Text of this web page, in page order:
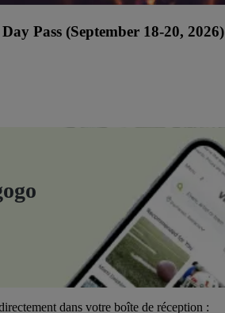
Pass (September 18-20, 2026)
dans votre boîte de réception :